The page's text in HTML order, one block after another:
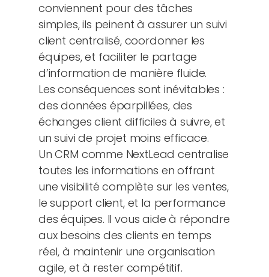
conviennent pour des tâches
simples, ils peinent à assurer un suivi
client centralisé, coordonner les
équipes, et faciliter le partage
d’information de manière fluide.
Les conséquences sont inévitables :
des données éparpillées, des
échanges client difficiles à suivre, et
un suivi de projet moins efficace.
Un CRM comme NextLead centralise
toutes les informations en offrant
une visibilité complète sur les ventes,
le support client, et la performance
des équipes. Il vous aide à répondre
aux besoins des clients en temps
réel, à maintenir une organisation
agile, et à rester compétitif.